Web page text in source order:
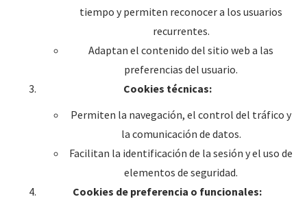
tiempo y permiten reconocer a los usuarios
recurrentes.
Adaptan el contenido del sitio web a las
preferencias del usuario.
Cookies técnicas:
Permiten la navegación, el control del tráfico y
la comunicación de datos.
Facilitan la identificación de la sesión y el uso de
elementos de seguridad.
Cookies de preferencia o funcionales: